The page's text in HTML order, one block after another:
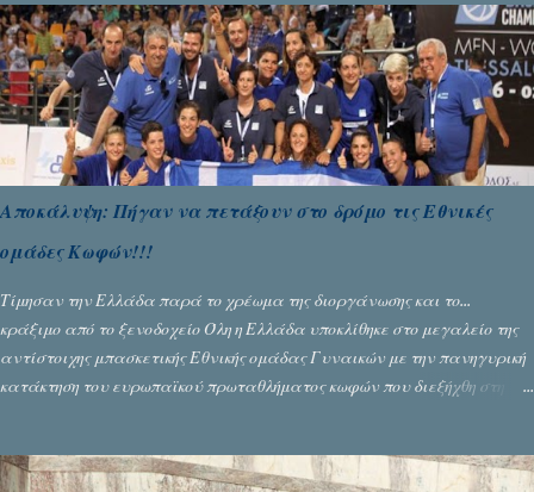
Αποκάλυψη: Πήγαν να πετάξουν στο δρόμο τις Εθνικές
ομάδες Κωφών!!!
Τίμησαν την Ελλάδα παρά το χρέωμα της διοργάνωσης και το...
κράξιμο από το ξενοδοχείο Όλη η Ελλάδα υποκλίθηκε στο μεγαλείο της
αντίστοιχης μπασκετικής Εθνικής ομάδας Γυναικών με την πανηγυρική
κατάκτηση του ευρωπαϊκού πρωταθλήματος κωφών που διεξήχθη στη
τους που ολοκληρώθηκε με τη νίκη τους στον τελικό επί της Λιθουανίας,